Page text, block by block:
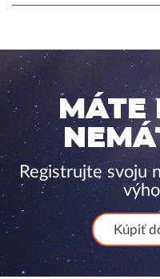
Registrujte svoju
Kúpiť